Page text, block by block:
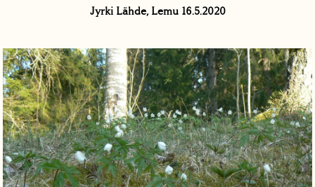
Jyrki Lähde, Lemu 16.5.2020